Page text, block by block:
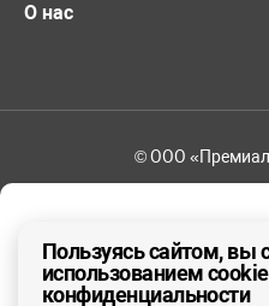
ДА, ВЕРНО
О нас
© ООО
Пользуясь сайтом, вы
использованием
конфиденциальности